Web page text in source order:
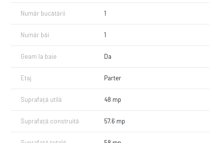
- Aer conditionat
Fiind multe de vazut si de prezentat in realitate, te invitam la o intalnire
in urma careia vei obtine raspunsuri la toate intrebarile tale. Lasa
procesul de achizitie al imobilului mult visat in seama noastra, vei avea
mai putine griji si vei beneficia de consultanta imobiliara, financiar-
Număr bucătării 1
Număr băi 1
Geam la baie Da
Etaj Parter
Suprafață utilă 48 mp
Suprafață construită 57.6 mp